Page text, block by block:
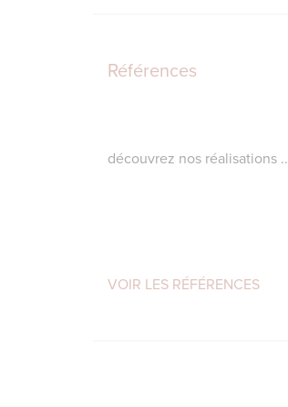
Références
découvrez nos réalisations ..
VOIR LES RÉFÉRENCES